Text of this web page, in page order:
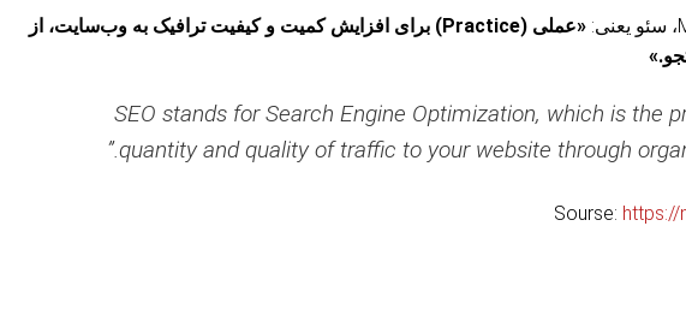
«عملی (Practice) برای افزایش کمیت و کیفیت ترافیک به وب‌سایت، از
“SEO stands for Search Engine Optimization, which is the
quantity and quality of traffic to your website through
Sourse: